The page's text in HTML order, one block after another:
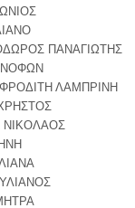
ΠΑΝΑΓΙΩΤΗΣ
ΛΑΜΠΡΙΝΗ
ΝΙΚΟΛΑΟΣ